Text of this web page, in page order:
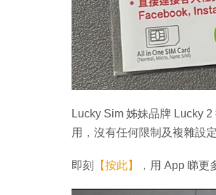
Lucky Sim 姊妹品牌 Lucky
用，沒有任何限制及複雜設
即刻 【按此】 ，用 App 睇